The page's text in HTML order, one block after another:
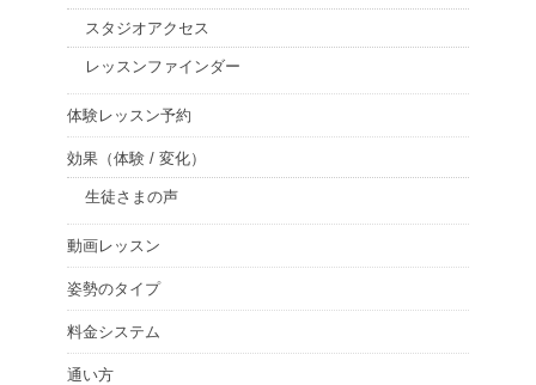
スタジオアクセス
レッスンファインダー
体験レッスン予約
効果（体験 / 変化）
生徒さまの声
動画レッスン
姿勢のタイプ
料金システム
通い方